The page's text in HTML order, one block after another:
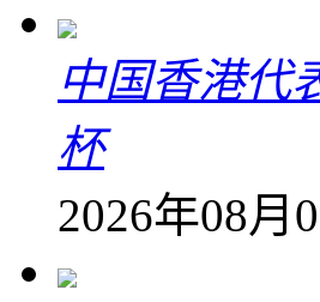
中国香港代
杯
2026年08月